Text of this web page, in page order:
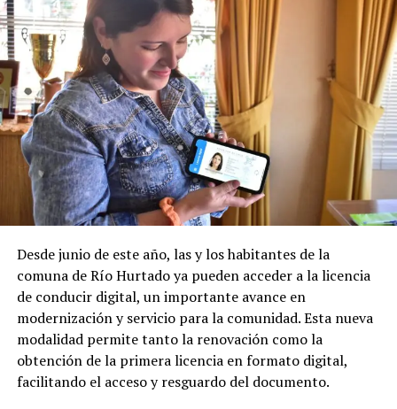
Desde junio de este año, las y los habitantes de la
comuna de Río Hurtado ya pueden acceder a la licencia
de conducir digital, un importante avance en
modernización y servicio para la comunidad. Esta nueva
modalidad permite tanto la renovación como la
obtención de la primera licencia en formato digital,
facilitando el acceso y resguardo del documento.